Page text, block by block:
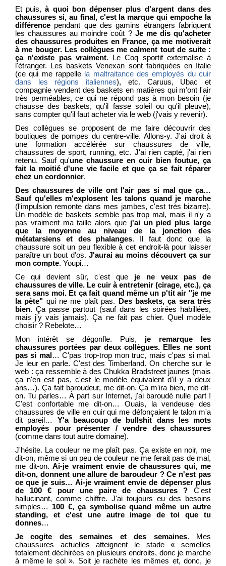
Et puis,à quoi bon dépenser plus d'argent dans des
chaussures si, au final, c'est la marque qui empoche la
différence pendant que des gamins étrangers fabriquent
les chaussures au moindre coût ? Je me dis qu'acheter
des chaussures produites en France, ça me motiverait
à me bouger. Les collègues me calment tout de suite :
ça n'existe pas vraiment. Le Coq sportif externalise à
l'étranger. Les baskets Venexan sont fabriquées en Italie
(ce qui me rappelle la maltraitance des employés du cuir
dans les régions italiennes), etc. Caruus, Ubac et
compagnie vendent des baskets en matières qui m'ont l'air
très perméables, ce qui ne répond pas à mon besoin (je
chausse des baskets, qu'il fasse soleil ou qu'il pleuve),
sans compter qu'il faut acheter via le web (j'vais y revenir).
Des collègues se proposent de me faire découvrir des
boutiques de pompes du centre-ville. Allons-y. J'ai droit à
une formation accélérée sur chaussures de ville,
chaussures de sport, running, etc. J'ai rien capté, j'ai rien
retenu. Sauf qu'une chaussure en cuir bien foutue, ça
fait la moitié d'une vie facile et que ça se fait réparer
chez un cordonnier.
Des chaussures de ville ont l'air pas si mal que ça…
Sauf qu'elles m'explosent les talons quand je marche
(l'impulsion remonte dans mes jambes, c'est très bizarre).
Un modèle de baskets semble pas trop mal, mais il n'y a
pas vraiment ma taille alors que j'ai un pied plus large
que la moyenne au niveau de la jonction des
métatarsiens et des phalanges. Il faut donc que la
chaussure soit un peu flexible à cet endroit-là pour laisser
paraître un bout d'os. J'aurai au moins découvert ça sur
mon compte. Youpi…
Ce qui devient sûr, c'est que je ne veux pas de
chaussures de ville. Le cuir à entretenir (cirage, etc.), ça
sera sans moi. Et ça fait quand même un p'tit air "je me
la pète" qui ne me plaît pas.
Des baskets, ça sera très
bien. Ça passe partout (sauf dans les soirées habillées,
mais j'y vais jamais). Ça ne fait pas chier. Quel modèle
choisir ? Rebelote…
Mon intérêt se dégonfle. Puis, je remarque les
chaussures portées par deux collègues. Elles ne sont
pas si mal … C'pas trop-trop mon truc, mais c'pas si mal.
Je leur en parle. C'est des Timberland. On cherche sur le
web : ça ressemble à des Chukka Bradstreet jaunes (mais
ça n'en est pas, c'est le modèle équivalent d'il y a deux
ans…). Ça fait baroudeur, me dit-on. Ça m'ira bien, me dit-
on. Tu parles… À part sur Internet, j'ai baroudé nulle part !
C'est confortable me dit-on… Ouais, la vendeuse des
chaussures de ville en cuir qui me défonçaient le talon m'a
dit pareil… Y'a beaucoup de bullshit dans les mots
employés pour présenter / vendre des chaussures
(comme dans tout autre domaine).
J'hésite. La couleur ne me plaît pas. Ça existe en noir, me
dit-on, même si un peu de couleur ne me ferait pas de mal,
me dit-on. Ai-je vraiment envie de chaussures qui, me
dit-on, donnent une allure de baroudeur ? Ce n'est pas
ce que je suis… Ai-je vraiment envie de dépenser plus
de 100 € pour une paire de chaussures ? C'est
hallucinant, comme chiffre. J'ai toujours eu des besoins
simples… 100 €, ça symbolise quand même un autre
standing, et c'est une autre image de toi que tu
donnes…
Je cogite des semaines et des semaines. Mes
chaussures actuelles atteignent le stade « semelles
totalement déchirées en plusieurs endroits, donc je marche
à même le sol ». Soit je rachète les mêmes et, donc, je